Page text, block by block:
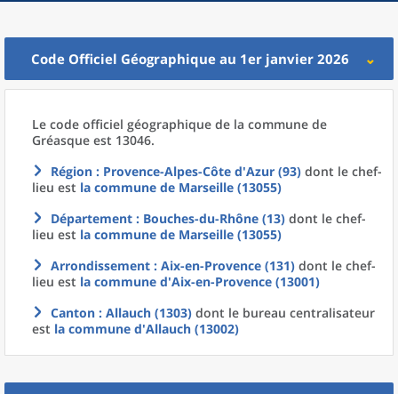
Code Officiel Géographique au 1er janvier 2026
Le code officiel géographique de la commune de
Gréasque est 13046.
Région : Provence-Alpes-Côte d'Azur (93) dont le chef-
lieu est la commune de Marseille (13055)
Département : Bouches-du-Rhône (13) dont le chef-
lieu est la commune de Marseille (13055)
Arrondissement : Aix-en-Provence (131) dont le chef-
lieu est la commune d'Aix-en-Provence (13001)
Canton : Allauch (1303) dont le bureau centralisateur
est la commune d'Allauch (13002)